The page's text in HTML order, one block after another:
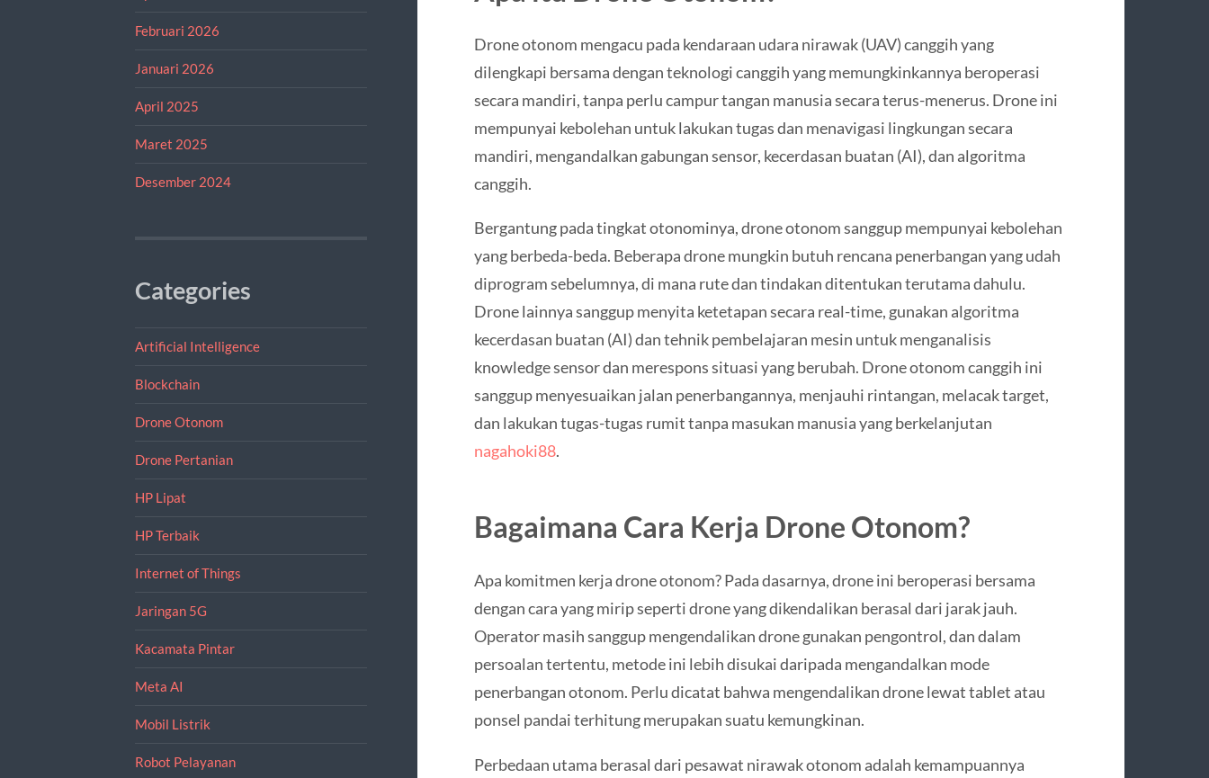
Februari 2026
Januari 2026
April 2025
Maret 2025
Desember 2024
Categories
Artificial Intelligence
Blockchain
Drone Otonom
Drone Pertanian
HP Lipat
HP Terbaik
Internet of Things
Jaringan 5G
Kacamata Pintar
Meta AI
Mobil Listrik
Robot Pelayanan
Drone otonom mengacu pada kendaraan udara nirawak (UAV) canggih yang
dilengkapi bersama dengan teknologi canggih yang memungkinkannya beroperasi
secara mandiri, tanpa perlu campur tangan manusia secara terus-menerus. Drone ini
mempunyai kebolehan untuk lakukan tugas dan menavigasi lingkungan secara
mandiri, mengandalkan gabungan sensor, kecerdasan buatan (AI), dan algoritma
canggih.
Bergantung pada tingkat otonominya, drone otonom sanggup mempunyai kebolehan
yang berbeda-beda. Beberapa drone mungkin butuh rencana penerbangan yang udah
diprogram sebelumnya, di mana rute dan tindakan ditentukan terutama dahulu.
Drone lainnya sanggup menyita ketetapan secara real-time, gunakan algoritma
kecerdasan buatan (AI) dan tehnik pembelajaran mesin untuk menganalisis
knowledge sensor dan merespons situasi yang berubah. Drone otonom canggih ini
sanggup menyesuaikan jalan penerbangannya, menjauhi rintangan, melacak target,
dan lakukan tugas-tugas rumit tanpa masukan manusia yang berkelanjutan
nagahoki88.
Bagaimana Cara Kerja Drone Otonom?
Apa komitmen kerja drone otonom? Pada dasarnya, drone ini beroperasi bersama
dengan cara yang mirip seperti drone yang dikendalikan berasal dari jarak jauh.
Operator masih sanggup mengendalikan drone gunakan pengontrol, dan dalam
persoalan tertentu, metode ini lebih disukai daripada mengandalkan mode
penerbangan otonom. Perlu dicatat bahwa mengendalikan drone lewat tablet atau
ponsel pandai terhitung merupakan suatu kemungkinan.
Perbedaan utama berasal dari pesawat nirawak otonom adalah kemampuannya